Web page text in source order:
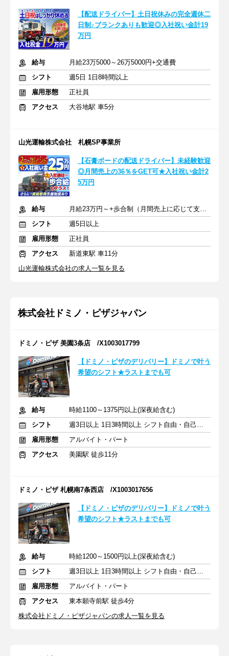
【配送ドライバー】土日祝休みの完全週休二
日制♪ブランクありも歓迎◎入社祝い金計19
万円
給与
月給23万5000～26万5000円+交通費
シフト
週5日 1日8時間以上
雇用形態
正社員
アクセス
大谷地駅 車5分
山光運輸株式会社 札幌SP事業所
【石膏ボードの配送ドライバー】未経験歓迎
◎月間売上の36％をGET可★入社祝い金計2
5万円
給与
月給23万円～+歩合制（月間売上に応じて支給）
シフト
週5日以上
雇用形態
正社員
アクセス
新道東駅 車11分
山光運輸株式会社の求人一覧を見る
株式会社ドミノ・ピザジャパン
ドミノ・ピザ 美園3条店 /X1003017799
【ドミノ・ピザのデリバリー】ドミノで叶う
希望のシフト★ラストまでも可
給与
時給1100～1375円以上(深夜給含む)
シフト
週3日以上 1日3時間以上 シフト自由・自己申告
雇用形態
アルバイト・パート
アクセス
美園駅 徒歩11分
ドミノ・ピザ 札幌南7条西店 /X1003017656
【ドミノ・ピザのデリバリー】ドミノで叶う
希望のシフト★ラストまでも可
給与
時給1200～1500円以上(深夜給含む)
シフト
週3日以上 1日3時間以上 シフト自由・自己申告
雇用形態
アルバイト・パート
アクセス
東本願寺前駅 徒歩4分
株式会社ドミノ・ピザジャパンの求人一覧を見る